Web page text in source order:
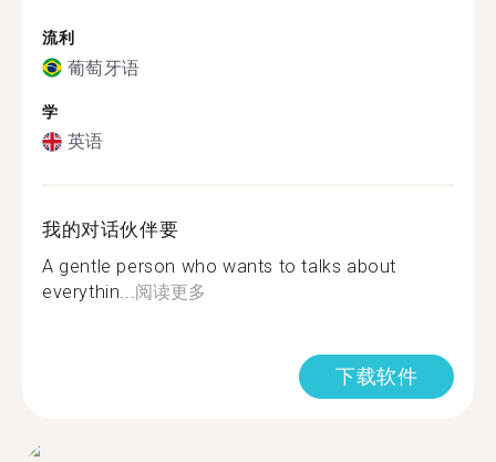
流利
葡萄牙语
学
英语
我的对话伙伴要
A gentle person who wants to talks about
everythin...阅读更多
下载软件